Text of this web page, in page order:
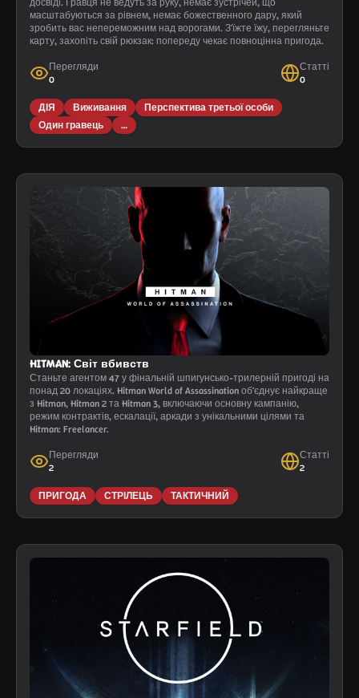
масштабуються за рівнем, немає божественного дару, який
зробить вас непереможним над ворогами. З'їжте їжу, перегляньте
карту, захопіть свій рюкзак: попереду чекає повноцінна пригода.
Перегляди
0
Статті
0
ДІЯ Виживання
Перспектива третьої особи
Один гравець
…
HITMAN: Світ вбивств
Станьте агентом 47 у фінальній шпигунсько-трилерній пригоді на
понад 20 локаціях. Hitman World of Assassination об'єднує найкраще
з Hitman, Hitman 2 та Hitman 3, включаючи основну кампанію,
режим контрактів, ескалації, аркади з унікальними цілями та
Hitman: Freelancer.
Перегляди
2
Статті
2
ПРИГОДА СТРІЛЕЦЬ ТАКТИЧНИЙ